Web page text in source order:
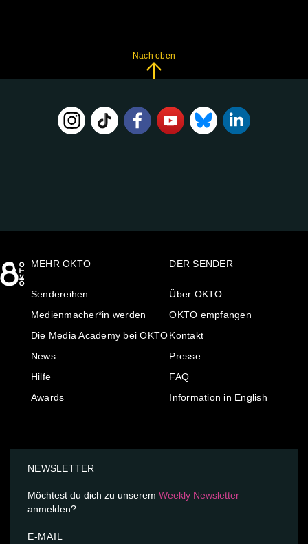
Nach oben
MEHR OKTO
Sendereihen
Medienmacher*in werden
Die Media Academy bei OKTO
News
Hilfe
Awards
DER SENDER
Über OKTO
OKTO empfangen
Kontakt
Presse
FAQ
Information in English
NEWSLETTER
Möchtest du dich zu unserem Weekly Newsletter
anmelden?
E-MAIL